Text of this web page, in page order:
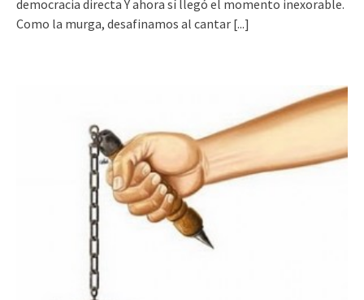
democracia directa Y ahora sí llegó el momento inexorable.
Como la murga, desafinamos al cantar [...]